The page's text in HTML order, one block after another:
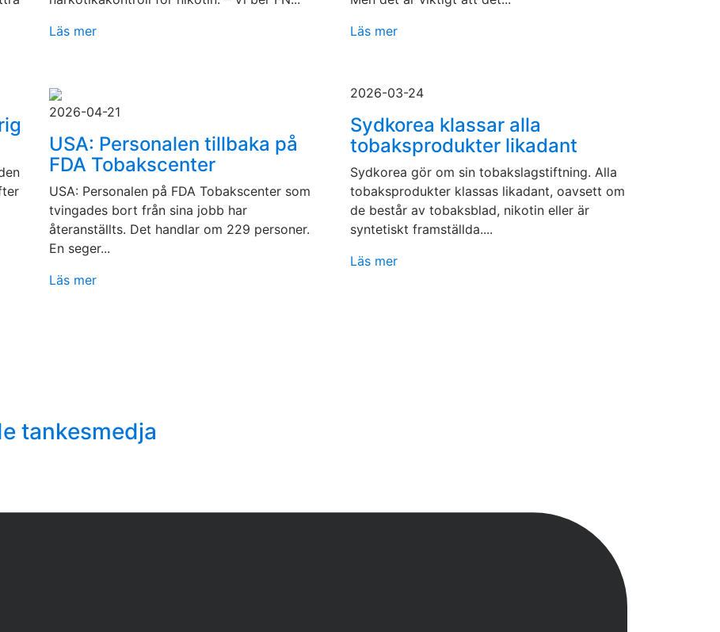
Läs mer
Läs mer
2026-04-21
USA: Personalen tillbaka på
FDA Tobakscenter
USA: Personalen på FDA Tobakscenter som
tvingades bort från sina jobb har
återanställts. Det handlar om 229 personer.
En seger...
Läs mer
2026-03-24
Sydkorea klassar alla
tobaksprodukter likadant
Sydkorea gör om sin tobakslagstiftning. Alla
tobaksprodukter klassas likadant, oavsett om
de består av tobaksblad, nikotin eller är
syntetiskt framställda....
Läs mer
tankesmedja